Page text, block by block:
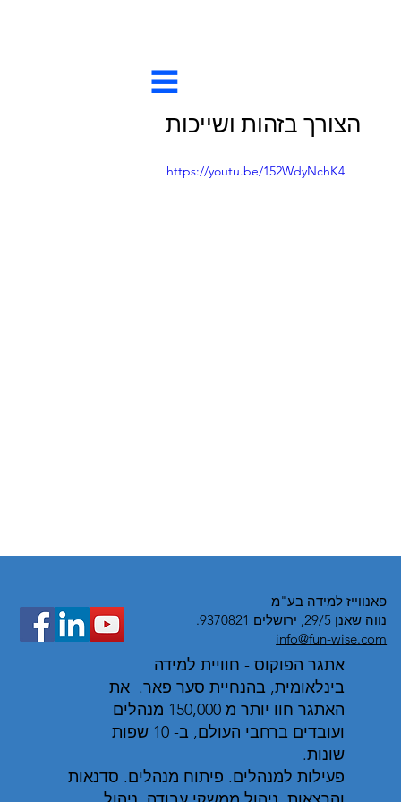
הצורך בזהות ושייכות
https://youtu.be/152WdyNchK4
פאנווייז למידה בע"מ
נווה שאנן 29/5, ירושלים 9370821.
info@fun-wise.com
אתגר הפוקוס - חוויית למידה
בינלאומית, בהנחיית סער פאר. את
האתגר חוו יותר מ 150,000 מנהלים
ועובדים ברחבי העולם, ב- 10 שפות
שונות.
פעילות למנהלים. פיתוח מנהלים. סדנאות